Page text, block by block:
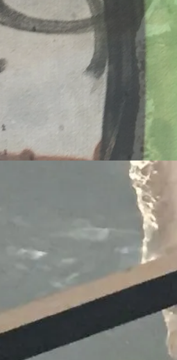
https://
wei-
Veröffentlicht am von